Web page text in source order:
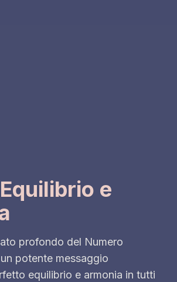
e
profondo del Numero
potente messaggio
equilibrio e armonia in tutti